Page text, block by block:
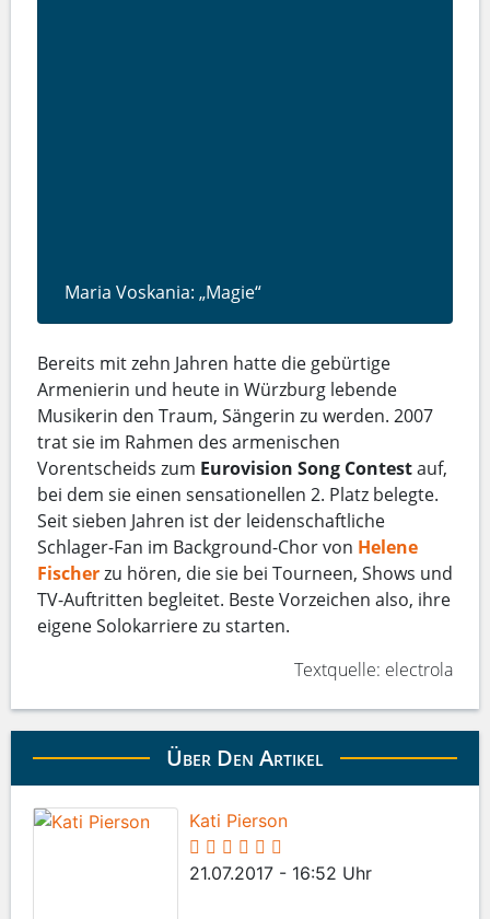
Maria Voskania: „Magie“
Bereits mit zehn Jahren hatte die gebürtige
Armenierin und heute in Würzburg lebende
Musikerin den Traum, Sängerin zu werden. 2007
trat sie im Rahmen des armenischen
Vorentscheids zum Eurovision Song Contestauf,
bei dem sie einen sensationellen 2. Platz belegte.
Seit sieben Jahren ist der leidenschaftliche
Schlager-Fan im Background-Chor von Helene
Fischerzu hören, die sie bei Tourneen, Shows und
TV-Auftritten begleitet. Beste Vorzeichen also, ihre
eigene Solokarriere zu starten.
Textquelle: electrola
Über Den Artikel
Kati Pierson
21.07.2017 - 16:52 Uhr